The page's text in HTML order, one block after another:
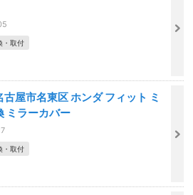
・取付
古屋市名東区 ホンダ フィット ミ
ミラーカバー
・取付